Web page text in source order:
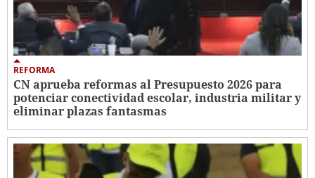
REFORMA
CN aprueba reformas al Presupuesto 2026 para
potenciar conectividad escolar, industria militar y
eliminar plazas fantasmas